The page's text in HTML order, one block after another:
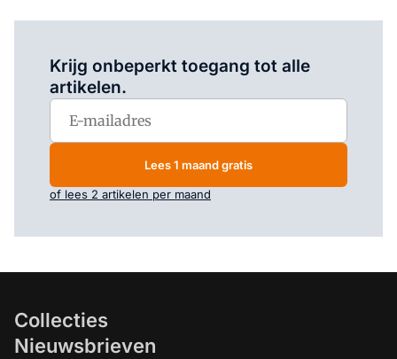
Krijg onbeperkt toegang tot alle
artikelen.
Lees 1 maand gratis
of lees 2 artikelen per maand
Collecties
Nieuwsbrieven